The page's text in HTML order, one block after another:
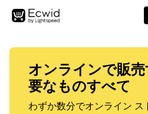
オンラインで販
要なものすべて
わずか数分でオンライン